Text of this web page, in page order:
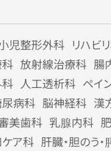
児整形外科 リハビ
放射線治療科 腸
人工透析科 ペイ
病科 脳神経科 漢
美歯科 乳腺内科
ア科 肝臓・胆のう